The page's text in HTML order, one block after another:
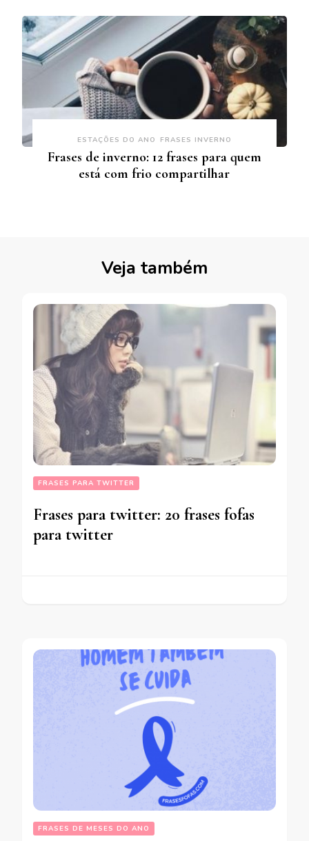
ESTAÇÕES DO ANO FRASES INVERNO
Frases de inverno: 12 frases para quem
está com frio compartilhar
Veja também
FRASES PARA TWITTER
Frases para twitter: 20 frases fofas
para twitter
FRASES DE MESES DO ANO